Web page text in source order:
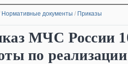
Нормативные документы / Приказы
МЧС России
по